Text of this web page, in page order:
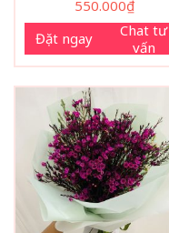
550.000₫
Đặt ngay
Chat tư
vấn